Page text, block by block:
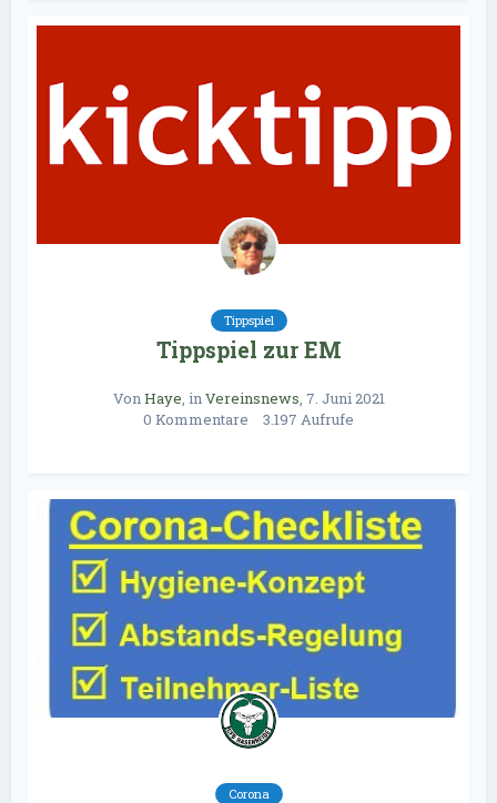
Tippspiel
Tippspiel zur EM
VonHaye, inVereinsnews, 7. Juni 2021
0 Kommentare
3.197 Aufrufe
Corona